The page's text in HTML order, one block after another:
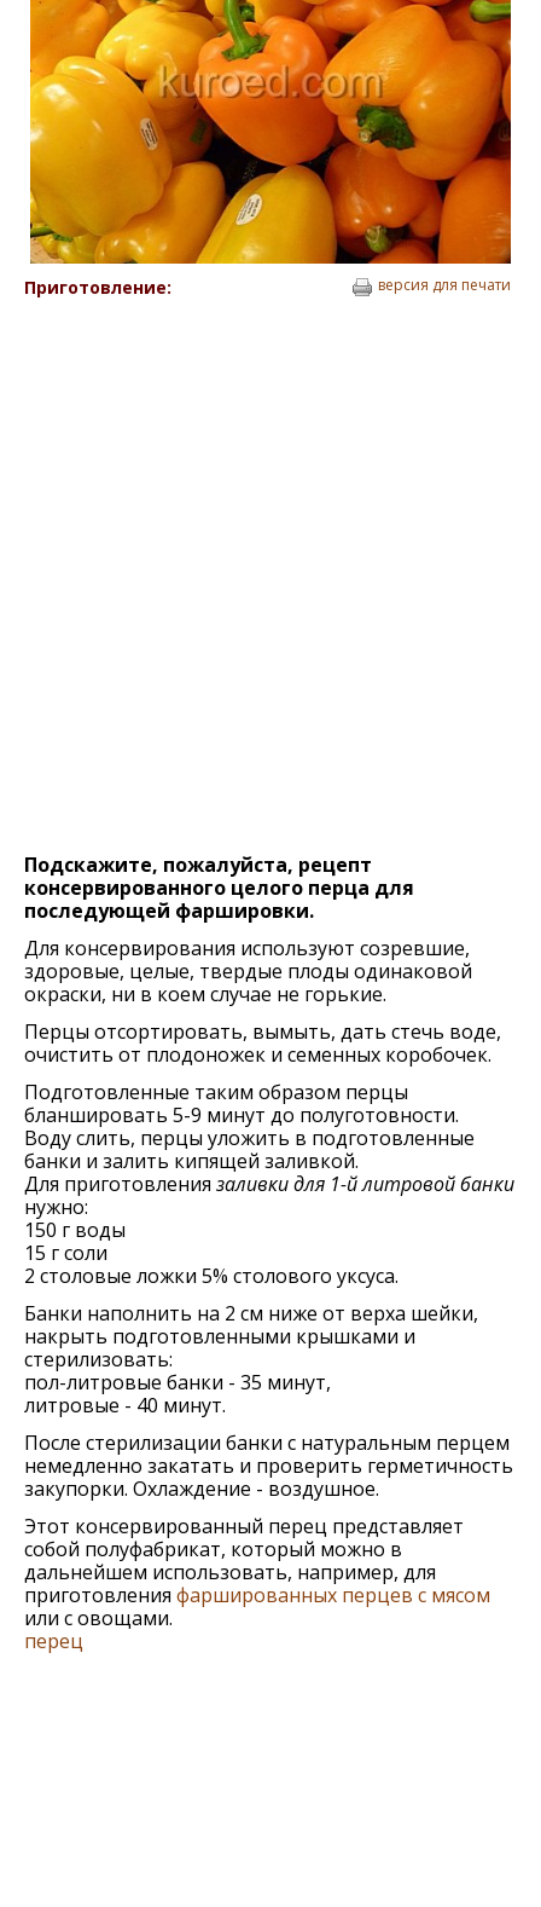
Приготовление: версия для печати
Подскажите, пожалуйста, рецепт
консервированного целого перца для
последующей фаршировки.
Для консервирования используют созревшие,
здоровые, целые, твердые плоды одинаковой
окраски, ни в коем случае не горькие.
Перцы отсортировать, вымыть, дать стечь воде,
очистить от плодоножек и семенных коробочек.
Подготовленные таким образом перцы
бланшировать 5-9 минут до полуготовности.
Воду слить, перцы уложить в подготовленные
банки и залить кипящей заливкой.
Для приготовления заливки для 1-й литровой банки
нужно:
150 г воды
15 г соли
2 столовые ложки 5% столового уксуса.
Банки наполнить на 2 см ниже от верха шейки,
накрыть подготовленными крышками и
стерилизовать:
пол-литровые банки - 35 минут,
литровые - 40 минут.
После стерилизации банки с натуральным перцем
немедленно закатать и проверить герметичность
закупорки. Охлаждение - воздушное.
Этот консервированный перец представляет
собой полуфабрикат, который можно в
дальнейшем использовать, например, для
приготовления фаршированных перцев с мясом
или с овощами.
перец